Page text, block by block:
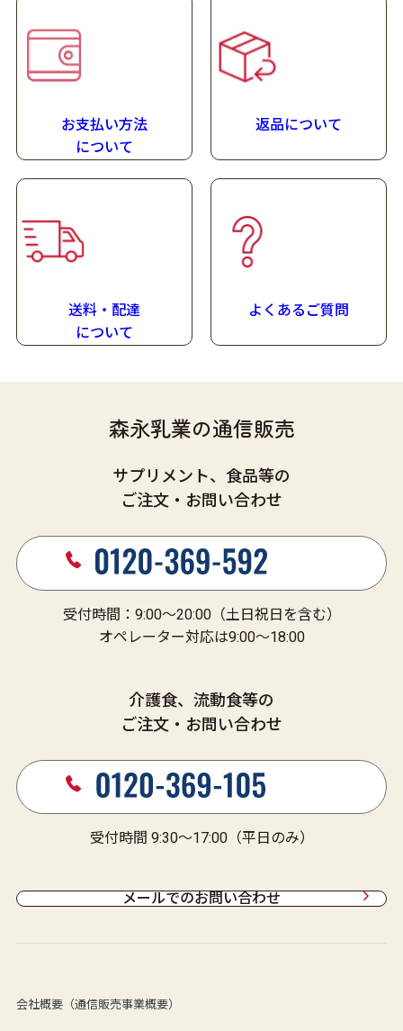
栄養成分マークの説明
たんぱく質量
0.3g/100g
製造日より18ヶ月
(在庫状況により賞味期限が短くなる場合があります)
お支払い方法
について
返品について
送料・配達
について
よくあるご質問
森永乳業の通信販売
サプリメント、食品等の
ご注文・お問い合わせ
受付時間：9:00～20:00（土日祝日を含む）
オペレーター対応は9:00～18:00
介護食、流動食等の
ご注文・お問い合わせ
受付時間 9:30～17:00（平日のみ）
メールでのお問い合わせ
会社概要（通信販売事業概要）